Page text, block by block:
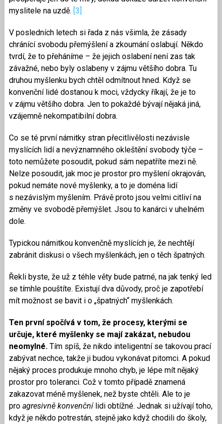
myslitele na uzdě. [3]
V posledních letech si řada z nás všimla, že zásady
chránící svobodu přemýšlení a zkoumání oslabují. Někdo
tvrdí, že to přeháníme – že jejich oslabení není zas tak
závažné, nebo byly oslabeny v zájmu většího dobra. Tu
druhou myšlenku bych chtěl odmítnout hned. Když se
konvenční lidé dostanou k moci, vždycky říkají, že je to
v zájmu většího dobra. Jen to pokaždé bývají nějaká jiná,
vzájemně nekompatibilní dobra.
Co se té první námitky stran přecitlivělosti nezávisle
myslících lidí a nevýznamného okleštění svobody týče –
toto nemůžete posoudit, pokud sám nepatříte mezi ně.
Nelze posoudit, jak moc je prostor pro myšlení okrajován,
pokud nemáte nové myšlenky, a to je doména lidí
s nezávislým myšlením. Právě proto jsou velmi citliví na
změny ve svobodě přemýšlet. Jsou to kanárci v uhelném
dole.
Typickou námitkou konvenčně myslících je, že nechtějí
zabránit diskusi o všech myšlenkách, jen o těch špatných.
Řekli byste, že už z téhle věty bude patrné, na jak tenký led
se tímhle pouštíte. Existují dva důvody, proč je zapotřebí
mít možnost se bavit i o „špatných“ myšlenkách.
Ten první spočívá v tom, že procesy, kterými se
určuje, které myšlenky se mají zakázat, nebudou
neomylné. Tím spíš, že nikdo inteligentní se takovou prací
zabývat nechce, takže ji budou vykonávat pitomci. A pokud
nějaký proces produkuje mnoho chyb, je lépe mít nějaký
prostor pro toleranci. Což v tomto případě znamená
zakazovat méně myšlenek, než byste chtěli. Ale to je
pro agresivně konvenčnílidi obtížné. Jednak si užívají toho,
když je někdo potrestán, stejně jako když chodili do školy,